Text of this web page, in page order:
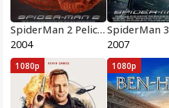
SpiderMan 2 Pelicula Completa HD 1080p [MEGA] [LATINO]
2004
SpiderMan 3
2007
1080p 1080p